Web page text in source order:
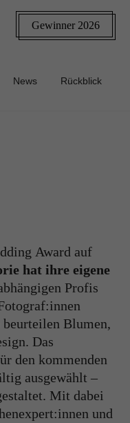
News Rückblick
Gewinner 2026
Award auf
hat ihre eigene
Profis
Blumen,
Das
den kommenden
ausgewählt –
Mit dabei
und